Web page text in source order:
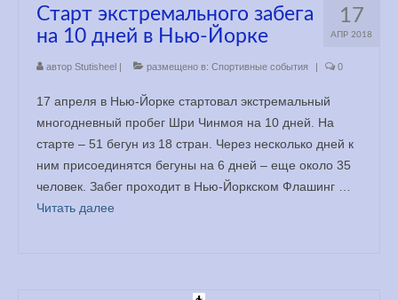
17
АПР 2018
Старт экстремального забега
на 10 дней в Нью-Йорке
автор Stutisheel | размещено в: Спортивные события | 0
17 апреля в Нью-Йорке стартовал экстремальный
многодневный пробег Шри Чинмоя на 10 дней. На
старте – 51 бегун из 18 стран. Через несколько дней к
ним присоединятся бегуны на 6 дней – еще около 35
человек. Забег проходит в Нью-Йоркском Флашинг …
Читать далее